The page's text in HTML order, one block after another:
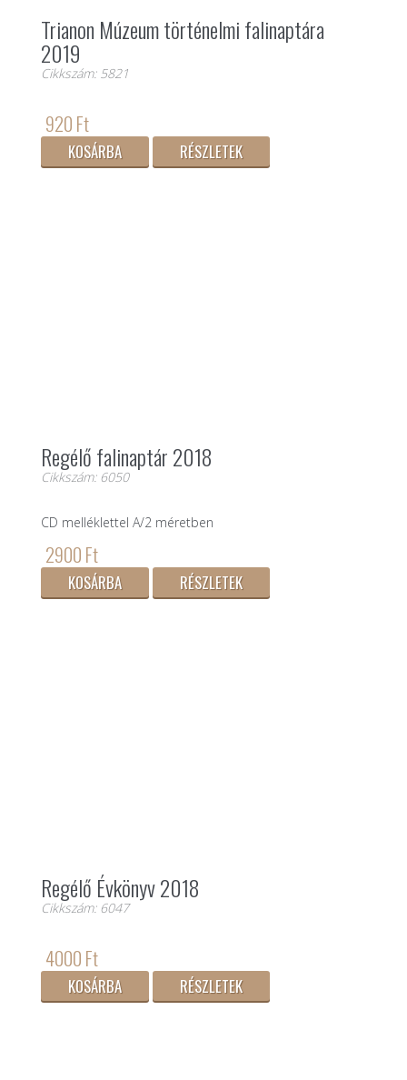
Trianon Múzeum történelmi falinaptára
2019
Cikkszám: 5821
920 Ft
KOSÁRBA RÉSZLETEK
Regélő falinaptár 2018
Cikkszám: 6050
CD melléklettel A/2 méretben
2900 Ft
KOSÁRBA RÉSZLETEK
Regélő Évkönyv 2018
Cikkszám: 6047
4000 Ft
KOSÁRBA RÉSZLETEK